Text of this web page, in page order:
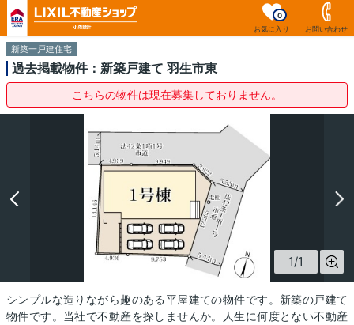
お気に入り
0
お問い合わせ
新築一戸建住宅
過去掲載物件：新築戸建て 羽生市東
こちらの物件は現在募集しておりません。
1/1
シンプルな造りながら趣のある平屋建ての物件です。新築の戸建て
物件です。当社で不動産を探しませんか。人生に何度とない不動産